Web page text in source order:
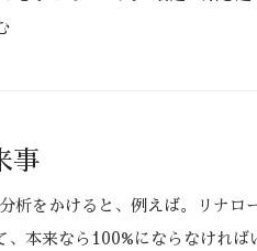
事
析をかけると、例えば。リナロ
、本来なら100%にならなければ